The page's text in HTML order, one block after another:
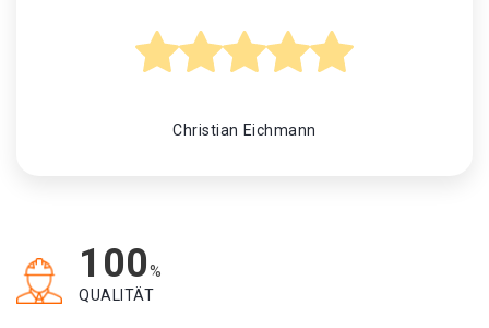
Christian Eichmann
100%
QUALITÄT